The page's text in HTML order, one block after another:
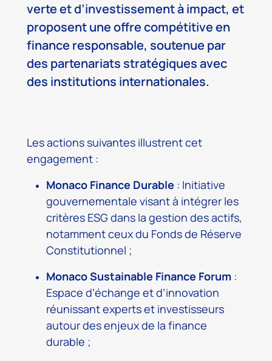
verte et d’investissement à impact, et
proposent une offre compétitive en
finance responsable, soutenue par
des partenariats stratégiques avec
des institutions internationales.
Les actions suivantes illustrent cet
engagement :
Monaco Finance Durable : Initiative
gouvernementale visant à intégrer les
critères ESG dans la gestion des actifs,
notamment ceux du Fonds de Réserve
Constitutionnel ;
Monaco Sustainable Finance Forum :
Espace d’échange et d’innovation
réunissant experts et investisseurs
autour des enjeux de la finance
durable ;